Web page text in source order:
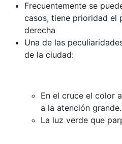
Frecuentemente se
casos, tiene prioridad el
derecha
Una de las
de la ciudad:
En el cruce el color
a la atención grande.
La luz verde que